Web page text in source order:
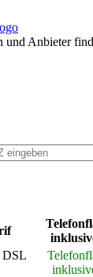
und Anbieter
DSL